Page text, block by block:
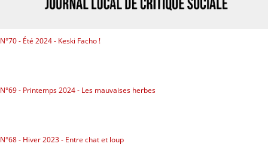
N°70 - Été 2024 - Keski Facho !
N°69 - Printemps 2024 - Les mauvaises herbes
N°68 - Hiver 2023 - Entre chat et loup